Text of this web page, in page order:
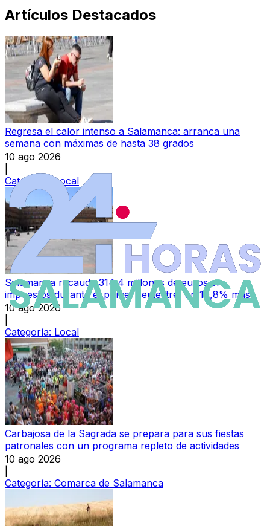
Artículos Destacados
Regresa el calor intenso a Salamanca: arranca una
semana con máximas de hasta 38 grados
10 ago 2026
Categoría:Local
Salamanca recauda 314,4 millones de euros en
impuestos durante el primer semestre, un 10,8% más
10 ago 2026
Categoría: Local
Carbajosa de la Sagrada se prepara para sus fiestas
patronales con un programa repleto de actividades
10 ago 2026
Categoría: Comarca de Salamanca